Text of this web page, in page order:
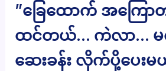
”ခြေထောက် အကြော
ထင်တယ်… ကဲလာ… မ
ဆေးခန်း လိုက်ပို့ပေးမ